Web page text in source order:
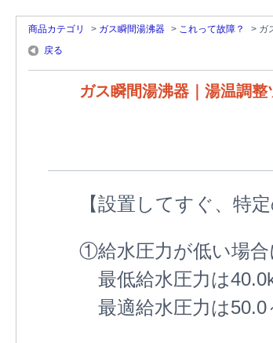
商品カテゴリ > ガス瞬間湯沸器 > これって故障？ > ガ
戻る
ガス瞬間湯沸器｜湯温調
【設置してすぐ、特
①給水圧力が低い場合
最低給水圧力は
最適給水圧力は50.0